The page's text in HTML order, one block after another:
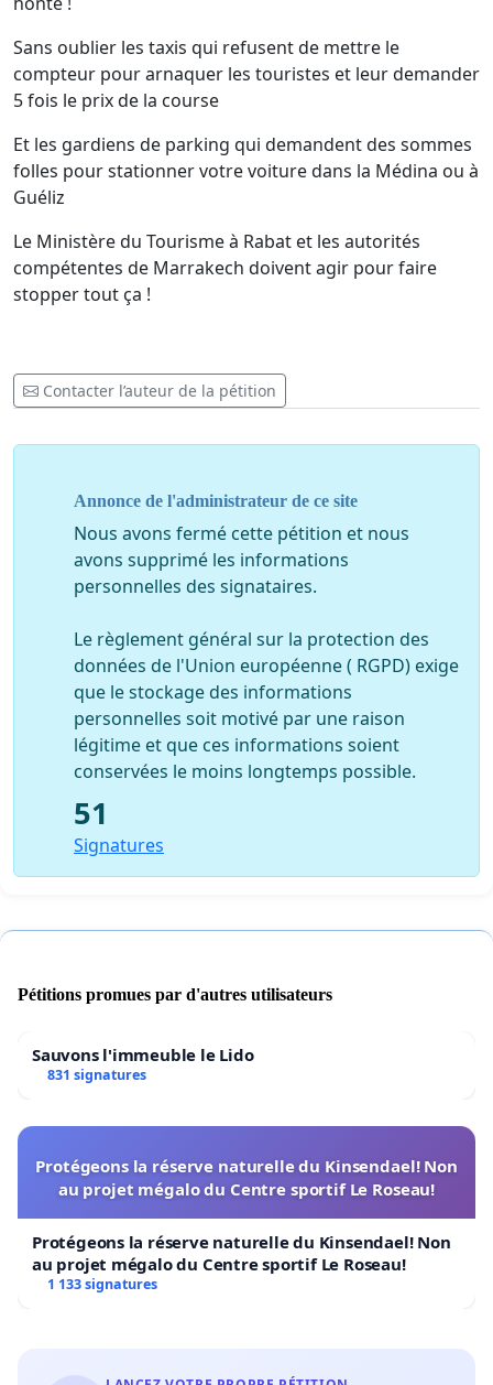
Sans oublier les taxis qui refusent de mettre le
compteur pour arnaquer les touristes et leur demander
5 fois le prix de la course
Et les gardiens de parking qui demandent des sommes
folles pour stationner votre voiture dans la Médina ou à
Guéliz
Le Ministère du Tourisme à Rabat et les autorités
compétentes de Marrakech doivent agir pour faire
stopper tout ça !
Contacter l’auteur de la pétition
Annonce de l'administrateur de ce site
Nous avons fermé cette pétition et nous
avons supprimé les informations
personnelles des signataires.
Le règlement général sur la protection des
données de l'Union européenne ( RGPD) exige
que le stockage des informations
personnelles soit motivé par une raison
légitime et que ces informations soient
conservées le moins longtemps possible.
51
Signatures
Pétitions promues par d'autres utilisateurs
Sauvons l'immeuble le Lido
831 signatures
Protégeons la réserve naturelle du Kinsendael! Non
au projet mégalo du Centre sportif Le Roseau!
Protégeons la réserve naturelle du Kinsendael! Non
au projet mégalo du Centre sportif Le Roseau!
1 133 signatures